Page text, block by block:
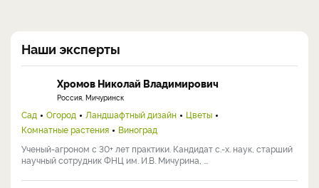
Наши эксперты
Хромов Николай Владимирович
Россия, Мичуринск
Сад Огород Ландшафтный дизайн
Цветы
Комнатные растения
Виноград
Ученый-агроном с 30+ лет практики. Кандидат с.-х. наук, старший
научный сотрудник ФНЦ им. И.В. Мичурина, ...